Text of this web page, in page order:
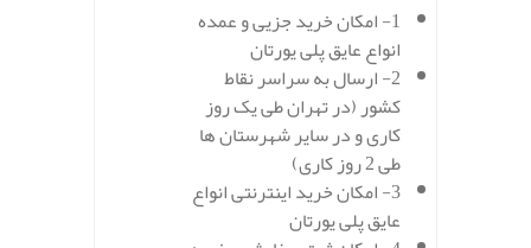
1- امکان خرید جزیی و عمده
انواع عایق پلی یورتان
2- ارسال به سراسر نقاط
کشور (در تهران طی یک روز
کاری و در سایر شهرستان ها
طی 2 روز کاری)
3- امکان خرید اینترنتی انواع
عایق پلی یورتان